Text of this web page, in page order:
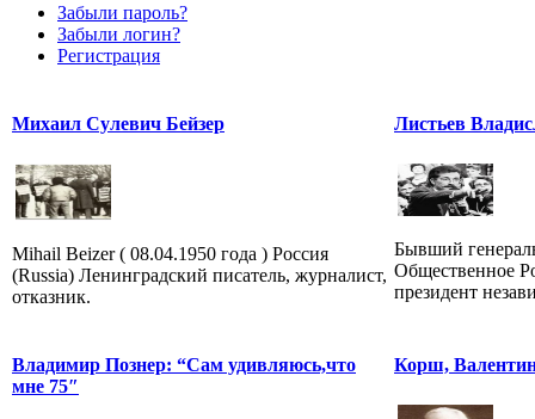
Забыли пароль?
Забыли логин?
Регистрация
Михаил Сулевич Бейзер
Mihail Beizer ( 08.04.1950 года ) Россия
(Russia) Ленинградский писатель, журналист,
отказник.
Листьев
Бывший
Общественное
президент
Владимир Познер: “Сам удивляюсь,что
мне 75″
Корш,